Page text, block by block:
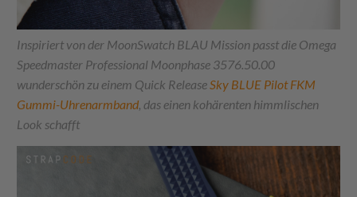
Inspiriert von der MoonSwatch BLAU Mission passt die Omega
Speedmaster Professional Moonphase 3576.50.00
wunderschön zu einem Quick ReleaseSky BLUE Pilot FKM
Gummi-Uhrenarmband, das einen kohärenten himmlischen
Look schafft